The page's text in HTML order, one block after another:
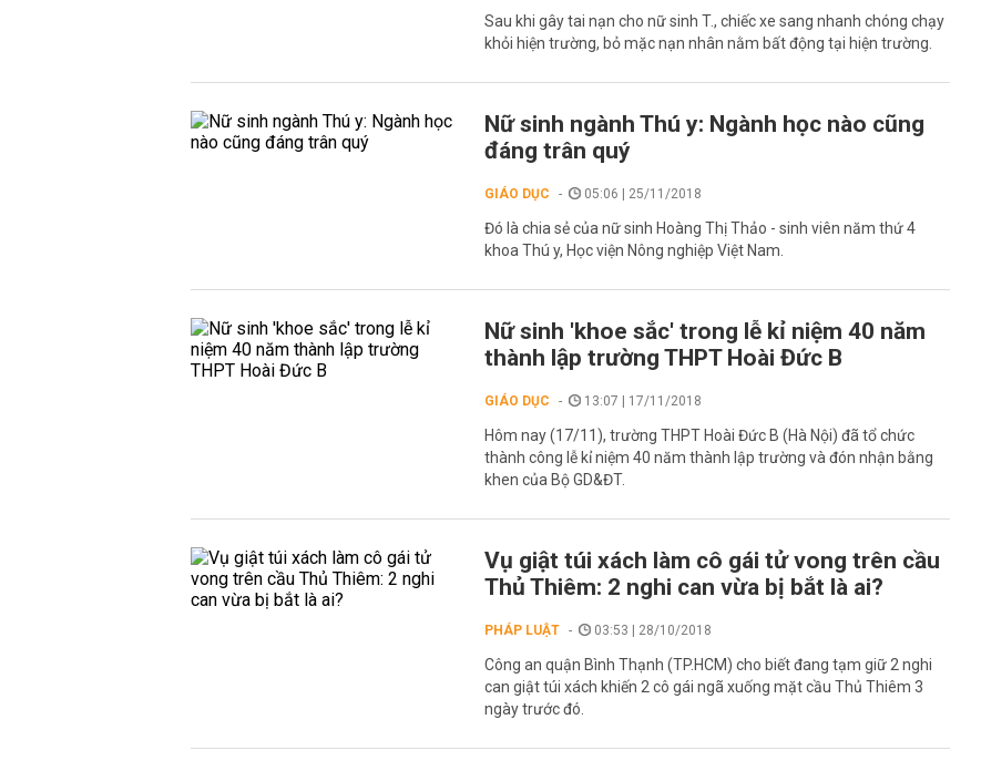
Sau khi gây tai nạn cho nữ sinh T., chiếc xe sang nhanh chóng chạy
khỏi hiện trường, bỏ mặc nạn nhân nằm bất động tại hiện trường.
Nữ sinh ngành Thú y: Ngành học nào cũng
đáng trân quý
GIÁO DỤC 05:06 | 25/11/2018
Đó là chia sẻ của nữ sinh Hoàng Thị Thảo - sinh viên năm thứ 4
khoa Thú y, Học viện Nông nghiệp Việt Nam.
Nữ sinh 'khoe sắc' trong lễ kỉ niệm 40 năm
thành lập trường THPT Hoài Đức B
GIÁO DỤC 13:07 | 17/11/2018
Hôm nay (17/11), trường THPT Hoài Đức B (Hà Nội) đã tổ chức
thành công lễ kỉ niệm 40 năm thành lập trường và đón nhận bằng
khen của Bộ GD&ĐT.
Vụ giật túi xách làm cô gái tử vong trên cầu
Thủ Thiêm: 2 nghi can vừa bị bắt là ai?
PHÁP LUẬT 03:53 | 28/10/2018
Công an quận Bình Thạnh (TP.HCM) cho biết đang tạm giữ 2 nghi
can giật túi xách khiến 2 cô gái ngã xuống mặt cầu Thủ Thiêm 3
ngày trước đó.